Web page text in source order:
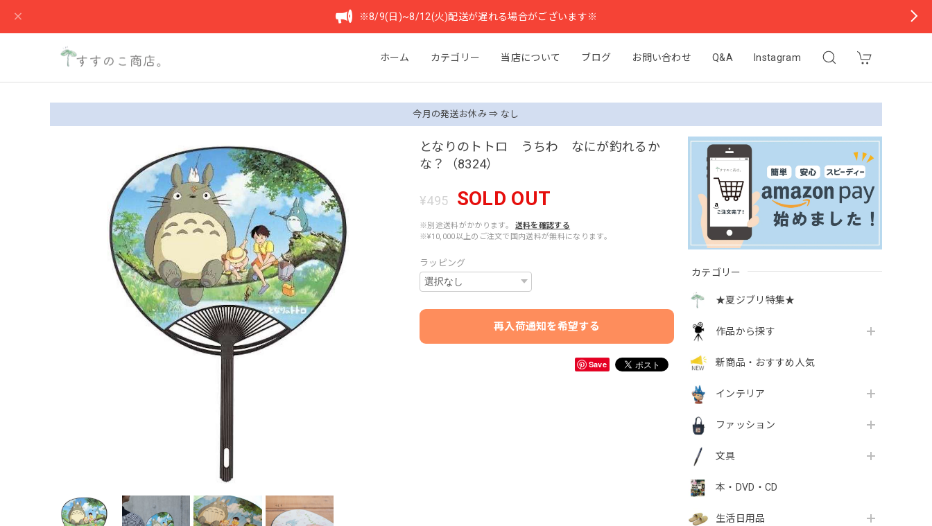
※8/9(日)~8/12(火)配送が遅れる場合がございます※
ホーム カテゴリー 当店について ブログ お問い合わせ Q&A Instagram
今月の発送お休み ⇒ なし
カテゴリー
★夏ジブリ特集★
作品から探す
新商品・おすすめ人気
インテリア
ファッション
文具
本・DVD・CD
生活日用品
となりのトトロ うちわ なにが釣れるか
な？（8324）
¥495 SOLD OUT
※別途送料がかかります。
送料を確認する
※¥10,000以上のご注文で国内送料が無料になります。
ラッピング
再入荷通知を希望する
Save